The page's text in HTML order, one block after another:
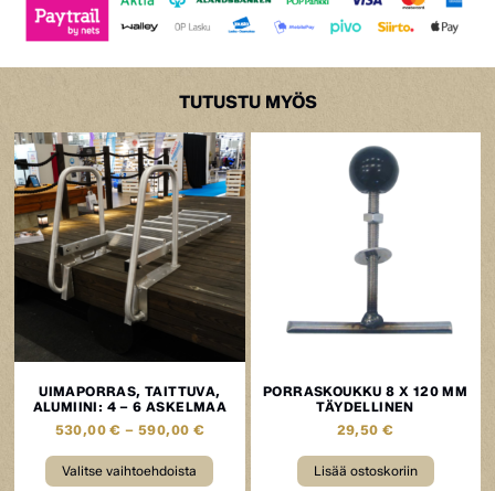
TUTUSTU MYÖS
UIMAPORRAS, TAITTUVA,
ALUMIINI: 4 – 6 ASKELMAA
530,00€ – 590,00 €
Valitse vaihtoehdoista
PORRASKOUKKU 8 X 120 MM
TÄYDELLINEN
29,50€
Lisää ostoskoriin